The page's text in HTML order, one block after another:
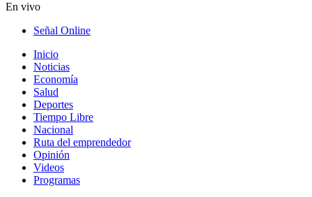
En vivo
Señal Online
Inicio
Noticias
Economía
Salud
Deportes
Tiempo Libre
Nacional
Ruta del emprendedor
Opinión
Videos
Programas